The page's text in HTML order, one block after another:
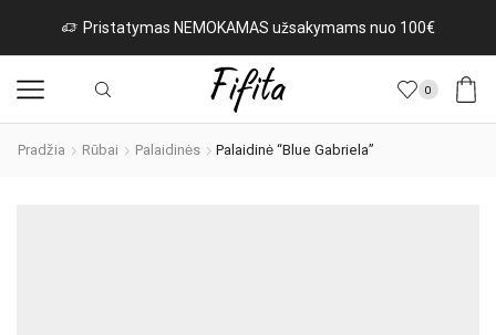
Pristatymas NEMOKAMAS užsakymams nuo 100€
0
Pradžia Rūbai Palaidinės Palaidinė “Blue Gabriela”